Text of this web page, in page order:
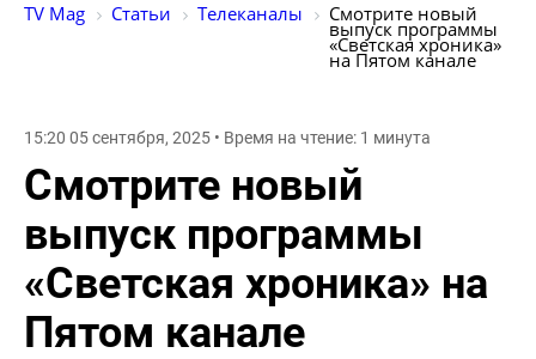
TV Mag Статьи Телеканалы Смотрите новый
выпуск программы
«Светская хроника»
на Пятом канале
15:20 05 сентября, 2025 • Время на чтение: 1 минута
Смотрите новый
выпуск программы
«Светская хроника» на
Пятом канале